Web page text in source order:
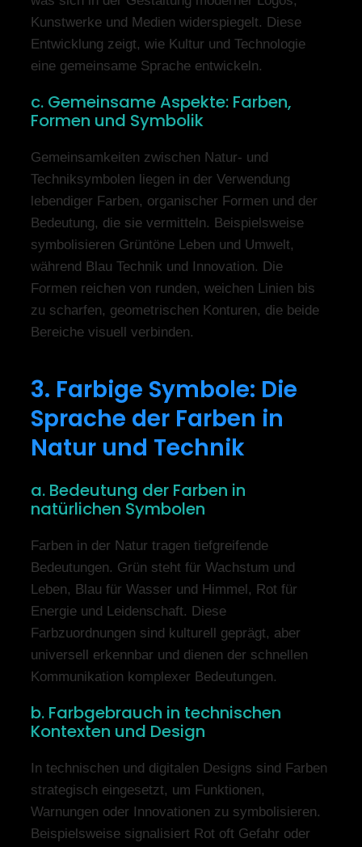
Kunstwerke und Medien widerspiegelt. Diese
Entwicklung zeigt, wie Kultur und Technologie
eine gemeinsame Sprache entwickeln.
c. Gemeinsame Aspekte: Farben,
Formen und Symbolik
Gemeinsamkeiten zwischen Natur- und
Techniksymbolen liegen in der Verwendung
lebendiger Farben, organischer Formen und der
Bedeutung, die sie vermitteln. Beispielsweise
symbolisieren Grüntöne Leben und Umwelt,
während Blau Technik und Innovation. Die
Formen reichen von runden, weichen Linien bis
zu scharfen, geometrischen Konturen, die beide
Bereiche visuell verbinden.
3. Farbige Symbole: Die
Sprache der Farben in
Natur und Technik
a. Bedeutung der Farben in
natürlichen Symbolen
Farben in der Natur tragen tiefgreifende
Bedeutungen. Grün steht für Wachstum und
Leben, Blau für Wasser und Himmel, Rot für
Energie und Leidenschaft. Diese
Farbzuordnungen sind kulturell geprägt, aber
universell erkennbar und dienen der schnellen
Kommunikation komplexer Bedeutungen.
b. Farbgebrauch in technischen
Kontexten und Design
In technischen und digitalen Designs sind Farben
strategisch eingesetzt, um Funktionen,
Warnungen oder Innovationen zu symbolisieren.
Beispielsweise signalisiert Rot oft Gefahr oder